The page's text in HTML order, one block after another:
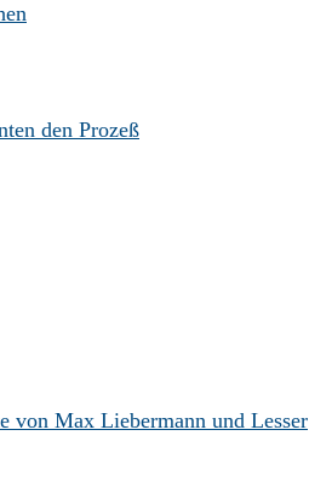
den Prozeß
von Max Liebermann und Lesser